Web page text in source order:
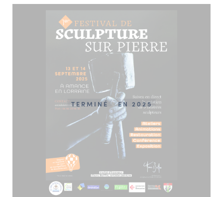
TERMINÉ EN 2025